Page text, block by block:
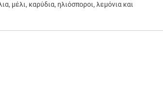
μέλι, καρύδια, ηλιόσποροι, λεμόνια και